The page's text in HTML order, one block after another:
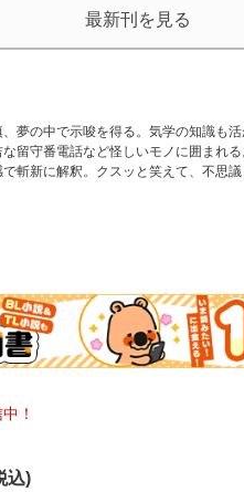
最新刊を見る
、夢の中で示唆を得る。気学の知識
留守番電話など怪しいモノに囲まれ
斬新に解釈。クスッと笑えて、不思議
！
込)